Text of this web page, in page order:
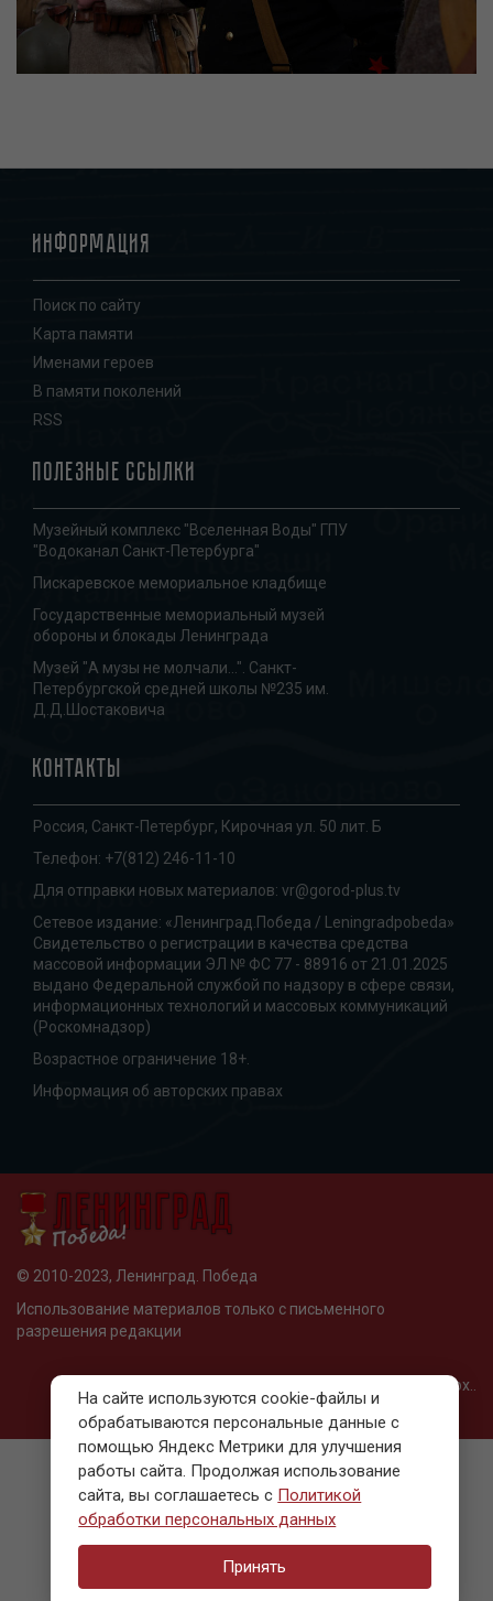
Информация
Поиск по сайту
Карта памяти
Именами героев
В памяти поколений
RSS
Полезные ссылки
Музейный комплекс "Вселенная Воды" ГПУ
"Водоканал Санкт-Петербурга"
Пискаревское мемориальное кладбище
Государственные мемориальный музей
обороны и блокады Ленинграда
Музей "А музы не молчали...". Санкт-
Петербургской средней школы №235 им.
Д.Д.Шостаковича
Контакты
Россия, Санкт-Петербург, Кирочная ул. 50 лит. Б
Телефон: +7(812) 246-11-10
Для отправки новых материалов: vr@gorod-plus.tv
Сетевое издание: «Ленинград.Победа / Leningradpobeda»
Свидетельство о регистрации в качества средства
массовой информации ЭЛ № ФС 77 - 88916 от 21.01.2025
выдано Федеральной службой по надзору в сфере связи,
информационных технологий и массовых коммуникаций
(Роскомнадзор)
Возрастное ограничение 18+.
Информация об авторских правах
© 2010-2023, Ленинград. Победа
Использование материалов только с письменного
разрешения редакции
Разработано в Web-Fox..
На сайте используются cookie-файлы и
обрабатываются персональные данные с
помощью Яндекс Метрики для улучшения
работы сайта. Продолжая использование
сайта, вы соглашаетесь с Политикой
обработки персональных данных
Принять